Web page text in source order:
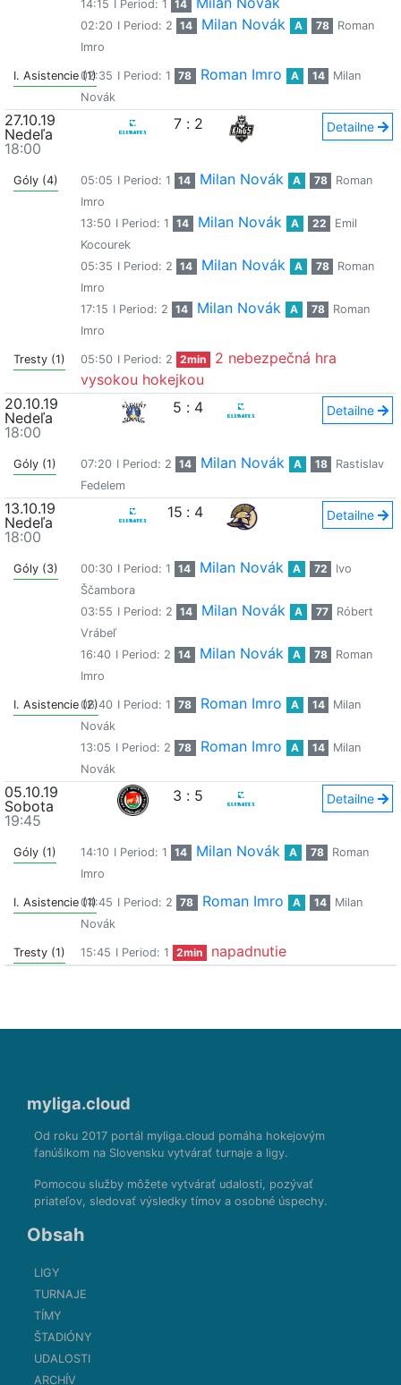
14:15 I Period: 1 14
02:20 I Period: 2 14 Milan Novák A 78
Roman
Imro
I. Asistencie (1)02:35 I Period: 1 78 Roman Imro A 14
Milan
Novák
27.10.19
Nedeľa
18:00
7 : 2 Detailne
Góly (4) 05:05 I Period: 1 14 Milan Novák A 78
Roman
Imro
13:50 I Period: 1 14 Milan Novák A 22
Emil
Kocourek
05:35 I Period: 2 14 Milan Novák A 78
Roman
Imro
17:15 I Period: 2 14 Milan Novák A 78
Roman
Imro
Tresty (1) 05:50 I Period: 2 2min
2 nebezpečná hra
vysokou hokejkou
20.10.19
Nedeľa
18:00
5 : 4 Detailne
Góly (1) 07:20 I Period: 2 14 Milan Novák A 18
Rastislav
Fedelem
13.10.19
Nedeľa
18:00
15 : 4 Detailne
Góly (3) 00:30 I Period: 1 14 Milan Novák A 72
Ivo
Ščambora
03:55 I Period: 2 14 Milan Novák A 77
Róbert
Vrábeľ
16:40 I Period: 2 14 Milan Novák A 78
Roman
Imro
I. Asistencie (2)06:40 I Period: 1 78 Roman Imro A 14
Milan
Novák
13:05 I Period: 2 78 Roman Imro A 14
Milan
Novák
05.10.19
Sobota
19:45
3 : 5 Detailne
Góly (1) 14:10 I Period: 1 14 Milan Novák A 78
Roman
Imro
I. Asistencie (1)04:45 I Period: 2 78 Roman Imro A 14
Milan
Novák
Tresty (1) 15:45 I Period: 1 2min napadnutie
myliga.cloud
Od roku 2017 portál myliga.cloud pomáha hokejovým
fanúšikom na Slovensku vytvárať turnaje a ligy.
Pomocou služby môžete vytvárať udalosti, pozývať
priateľov, sledovať výsledky tímov a osobné úspechy.
Obsah
LIGY
TURNAJE
TÍMY
ŠTADIÓNY
UDALOSTI
ARCHÍV